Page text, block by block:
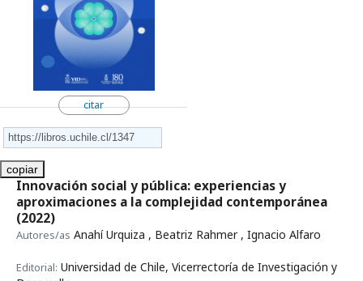
citar
copiar
Innovación social y pública: experiencias y
aproximaciones a la complejidad contemporánea
(2022)
Autores/as Anahí Urquiza , Beatriz Rahmer , Ignacio Alfaro
Editorial: Universidad de Chile, Vicerrectoría de Investigación y